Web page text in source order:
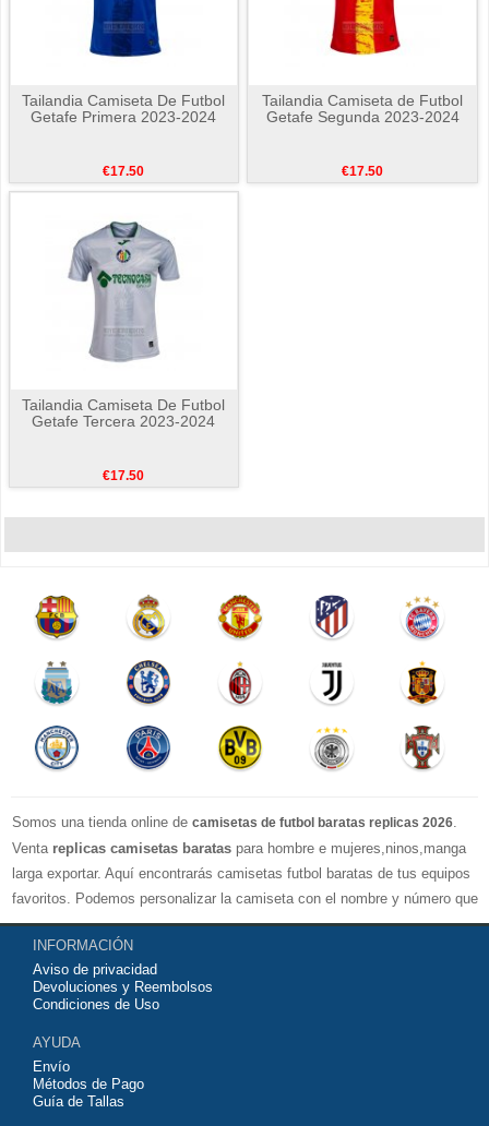
Tailandia Camiseta De Futbol
Getafe Primera 2023-2024
€17.50
Tailandia Camiseta de Futbol
Getafe Segunda 2023-2024
€17.50
Tailandia Camiseta De Futbol
Getafe Tercera 2023-2024
€17.50
Somos una tienda online de camisetas de futbol baratas replicas 2026
Venta replicas camisetas baratas para hombre e mujeres,ninos,manga
larga exportar. Aquí encontrarás camisetas futbol baratas de tus equipos
favoritos. Podemos personalizar la camiseta con el nombre y número que
quieras. Nuestrascamisetas de futbol replicasson de máxima calidad
tailandesa por lo que estamos convencidos que quedarás muy satisfecho
con ella. Estas camisetas tienen un tejido transpirable por lo que te
servirán para jugar al fútbol o simplemente para animar a tu equipo
contáctanos y haremos lo posible para conseguirtela lo más barata
posible.
INFORMACIÓN
Aviso de privacidad
Devoluciones y Reembolsos
Condiciones de Uso
AYUDA
Envío
Métodos de Pago
Guía de Tallas